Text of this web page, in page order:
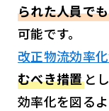
られた人員で
可能です。
改正物流効率
むべき措置と
効率化を図る